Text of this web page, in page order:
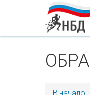
В начало